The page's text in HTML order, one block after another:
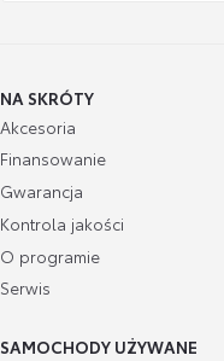
NA SKRÓTY
Akcesoria
Finansowanie
Gwarancja
Kontrola jakości
O programie
Serwis
SAMOCHODY UŻYWANE